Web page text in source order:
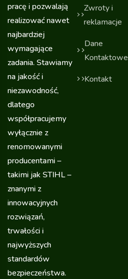
pracę i pozwalają
realizować nawet
najbardziej
wymagające
zadania. Stawiamy
na jakość i
niezawodność,
dlatego
współpracujemy
wyłącznie z
renomowanymi
producentami –
takimi jak STIHL –
znanymi z
innowacyjnych
rozwiązań,
trwałości i
najwyższych
standardów
bezpieczeństwa.
Zwroty i
reklamacje
Dane
Kontaktowe
Kontakt